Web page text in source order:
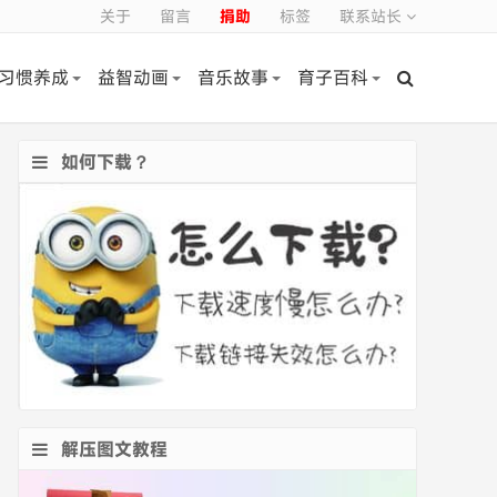
关于 留言 捐助 标签 联系站长
惯养成 益智动画 音乐故事 育子百科
如何下载？
解压图文教程